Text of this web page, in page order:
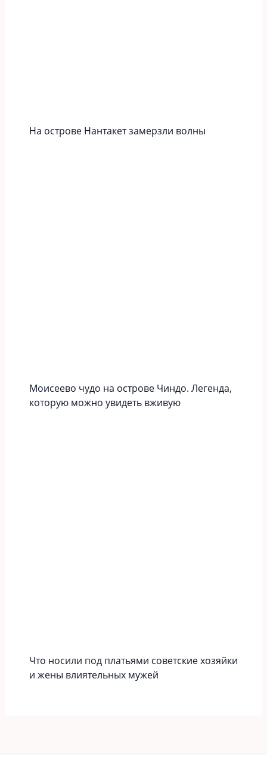
На острове Нантакет замерзли волны
Моисеево чудо на острове Чиндо. Легенда,
которую можно увидеть вживую
Что носили под платьями советские хозяйки
и жены влиятельных мужей